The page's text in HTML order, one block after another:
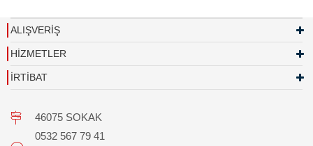
ALIŞVERİŞ
HİZMETLER
İRTİBAT
46075 SOKAK
0532 567 79 41